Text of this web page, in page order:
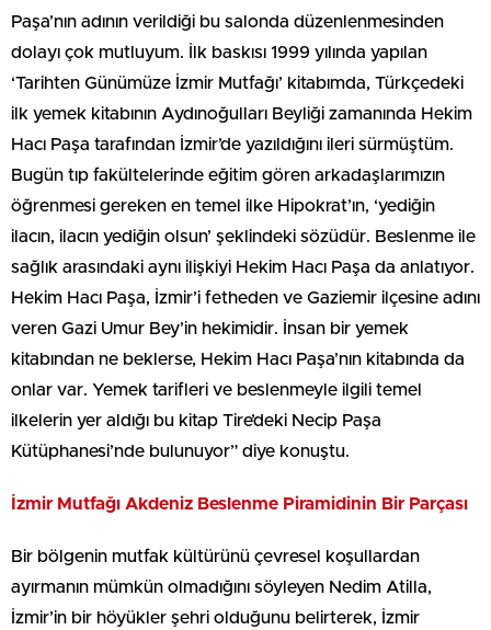
Paşa’nın adının verildiği bu salonda düzenlenmesinden
dolayı çok mutluyum. İlk baskısı 1999 yılında yapılan
‘Tarihten Günümüze İzmir Mutfağı’ kitabımda, Türkçedeki
ilk yemek kitabının Aydınoğulları Beyliği zamanında Hekim
Hacı Paşa tarafından İzmir’de yazıldığını ileri sürmüştüm.
Bugün tıp fakültelerinde eğitim gören arkadaşlarımızın
öğrenmesi gereken en temel ilke Hipokrat’ın, ‘yediğin
ilacın, ilacın yediğin olsun’ şeklindeki sözüdür. Beslenme ile
sağlık arasındaki aynı ilişkiyi Hekim Hacı Paşa da anlatıyor.
Hekim Hacı Paşa, İzmir’i fetheden ve Gaziemir ilçesine adını
veren Gazi Umur Bey’in hekimidir. İnsan bir yemek
kitabından ne beklerse, Hekim Hacı Paşa’nın kitabında da
onlar var. Yemek tarifleri ve beslenmeyle ilgili temel
ilkelerin yer aldığı bu kitap Tire’deki Necip Paşa
Kütüphanesi’nde bulunuyor” diye konuştu.
İzmir Mutfağı Akdeniz Beslenme Piramidinin Bir Parçası
Bir bölgenin mutfak kültürünü çevresel koşullardan
ayırmanın mümkün olmadığını söyleyen Nedim Atilla,
İzmir’in bir höyükler şehri olduğunu belirterek, İzmir